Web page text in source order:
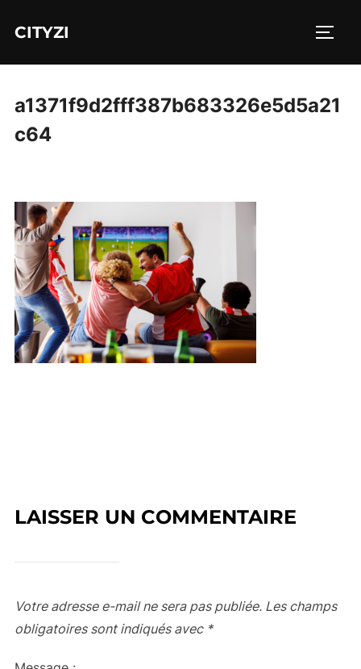
CITYZI
a1371f9d2fff387b683326e5d5a21
c64
LAISSER UN COMMENTAIRE
Votre adresse e-mail ne sera pas publiée. Les champs
obligatoires sont indiqués avec *